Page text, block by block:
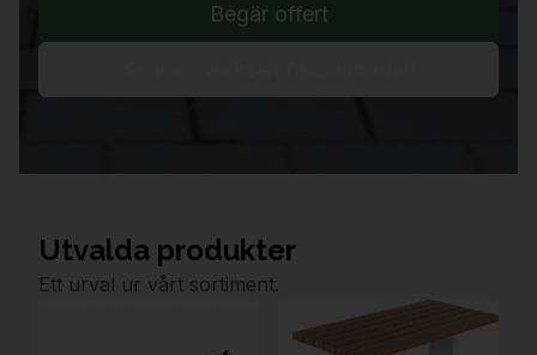
Begär offert
Utvalda produkter
Ett urval ur vårt sortiment.